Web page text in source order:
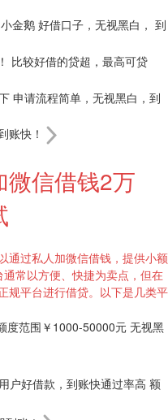
小金鹅 好借口子，无视黑白， 到
比较好借的贷超，最高可贷
申请流程简单，无视黑白，到
账快！
微信借钱2万
通过私人加微信借钱，提供小额
常以方便、快捷为卖点，但在
规平台进行借贷。以下是几类平
度范围￥1000-50000元 无视黑
户好借款，到账快通过率高 额